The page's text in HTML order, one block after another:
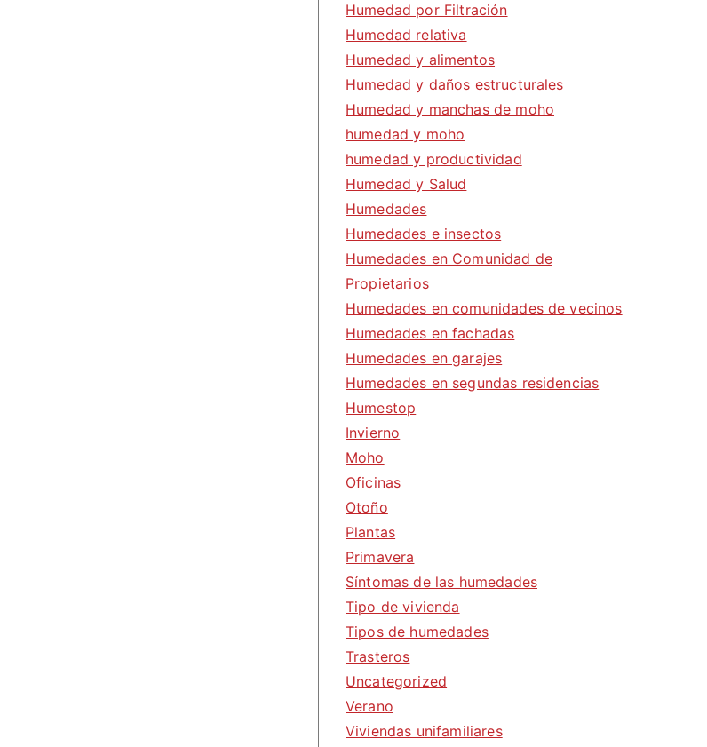
Humedad por Filtración
Humedad relativa
Humedad y alimentos
Humedad y daños estructurales
Humedad y manchas de moho
humedad y moho
humedad y productividad
Humedad y Salud
Humedades
Humedades e insectos
Humedades en Comunidad de
Propietarios
Humedades en comunidades de vecinos
Humedades en fachadas
Humedades en garajes
Humedades en segundas residencias
Humestop
Invierno
Moho
Oficinas
Otoño
Plantas
Primavera
Síntomas de las humedades
Tipo de vivienda
Tipos de humedades
Trasteros
Uncategorized
Verano
Viviendas unifamiliares